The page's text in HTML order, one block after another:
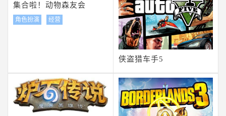
集合啦！动物森友会
角色扮演 经营
侠盗猎车手5